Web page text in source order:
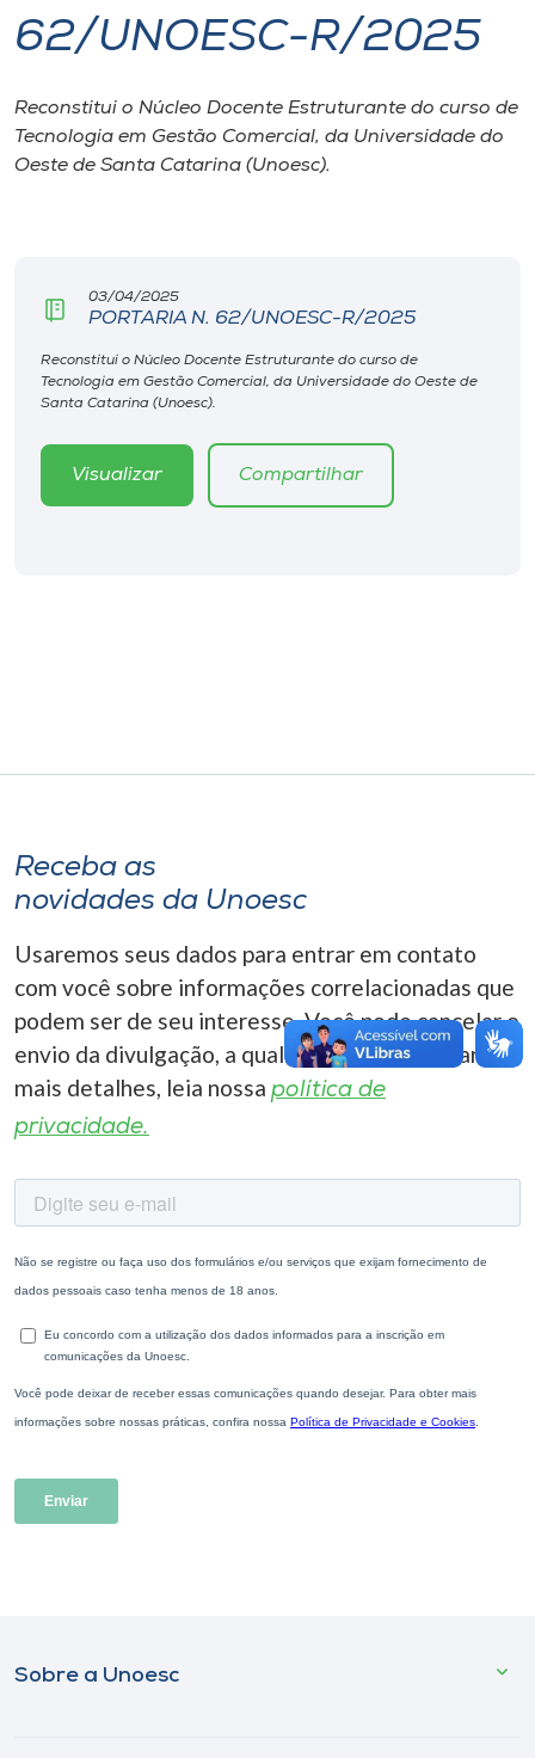
I.nova
Diplomados
Editora
Rádio
o idioma
A-
62/UNOESC-R/2025
Reconstitui o Núcleo Docente Estruturante do curso de
Tecnologia em Gestão Comercial, da Universidade do
Oeste de Santa Catarina (Unoesc).
03/04/2025
PORTARIA N. 62/UNOESC-R/2025
Reconstitui o Núcleo Docente Estruturante do curso de
Tecnologia em Gestão Comercial, da Universidade do Oeste de
Santa Catarina (Unoesc).
Visualizar Compartilhar
Receba as
novidades da Unoesc
Usaremos seus dados para entrar em contato
com você sobre informações correlacionadas que
podem ser de seu interesse. Você pode cancelar o
envio da divulgação, a qualquer momento. Para
mais detalhes, leia nossa política de
privacidade.
Sobre a Unoesc